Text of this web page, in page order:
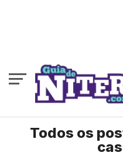
Todos os